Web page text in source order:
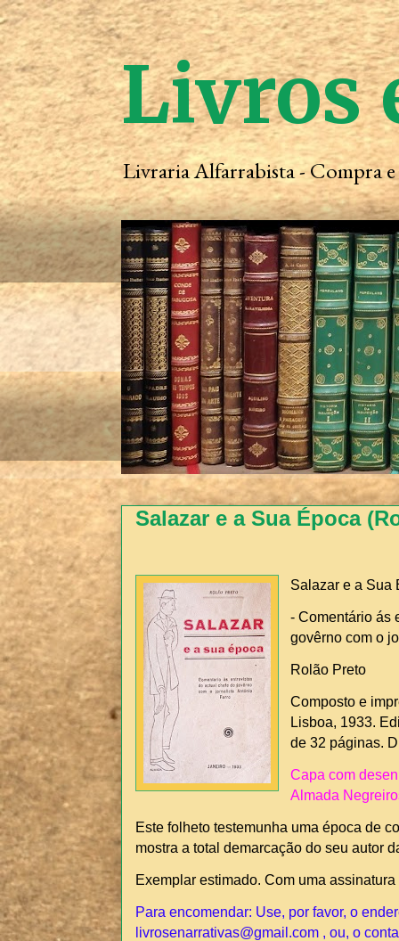
Livros
Livraria Alfarrabista - Compra
Salazar e a Sua Época
Salazar e a Sua
- Comentário ás
govêrno com o
Rolão Preto
Composto e
Lisboa, 1933.
de 32 páginas.
Capa com
Almada
Este folheto testemunha uma época de
mostra a total demarcação do seu autor
Exemplar estimado. Com uma
Para encomendar: Use, por favor, o
livrosenarrativas@gmail.com , ou, o